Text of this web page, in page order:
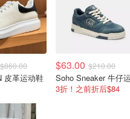
$860.00
皮革运动鞋
$63.00 $210.00
3折！之前折后$84